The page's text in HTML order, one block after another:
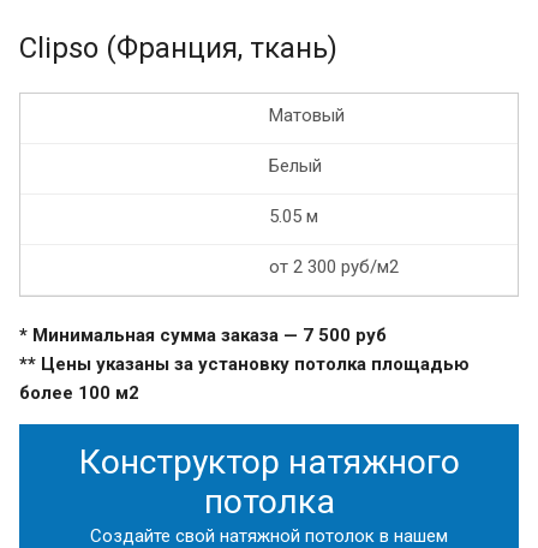
Clipso (Франция, ткань)
Матовый
Белый
5.05 м
от 2 300 руб/м2
* Минимальная сумма заказа — 7 500 руб
** Цены указаны за установку потолка площадью
более 100 м2
Конструктор натяжного
потолка
Создайте свой натяжной потолок в нашем